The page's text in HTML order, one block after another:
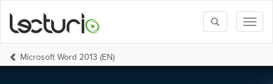
Toggle
search
Microsoft Word 2013 (EN)